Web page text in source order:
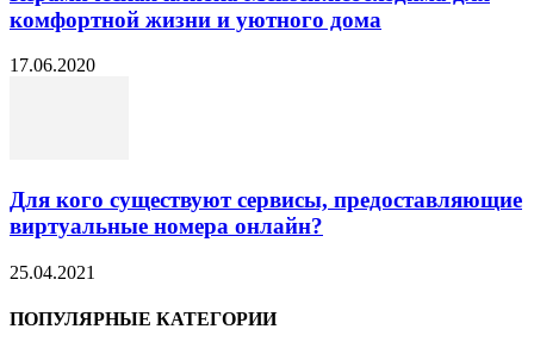
комфортной жизни и уютного дома
17.06.2020
Для кого существуют сервисы, предоставляющие
виртуальные номера онлайн?
25.04.2021
ПОПУЛЯРНЫЕ КАТЕГОРИИ